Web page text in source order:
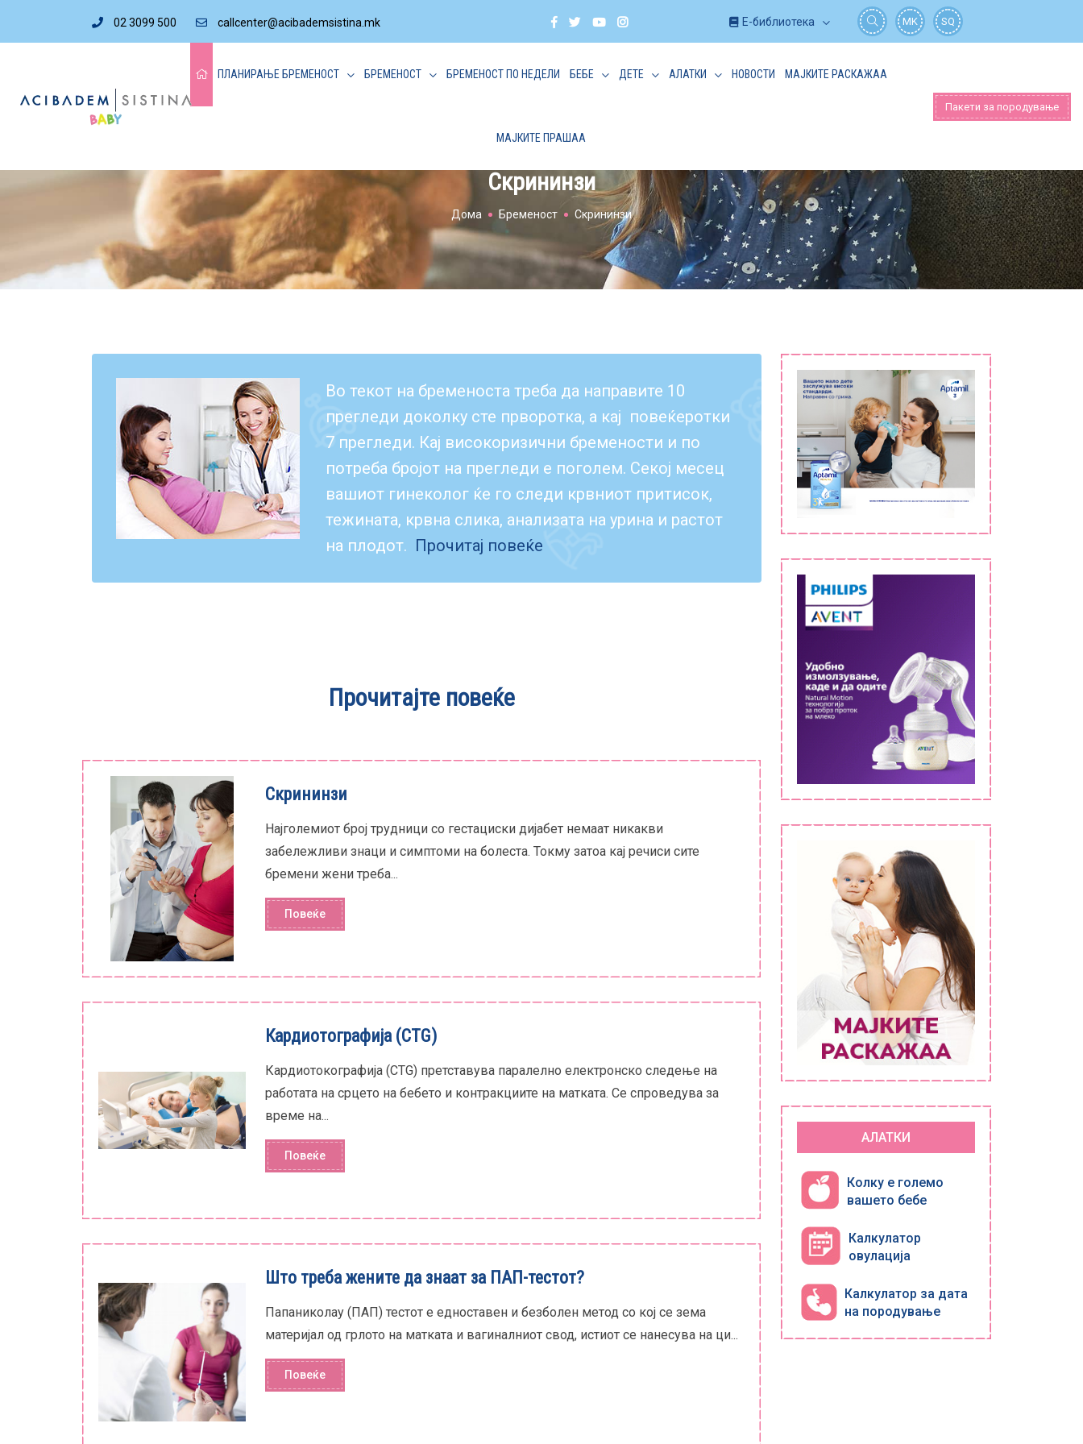
02 3099 500 callcenter@acibademsistina.mk Е-библиотека MK SQ
ПЛАНИРАЊЕ БРЕМЕНОСТ БРЕМЕНОСТ БРЕМЕНОСТ ПО НЕДЕЛИ БЕБЕ ДЕТЕ АЛАТКИ НОВОСТИ МАЈКИТЕ РАСКАЖАА
МАЈКИТЕ ПРАШАА
Пакети за породување
Скрининзи
Дома Бременост Скрининзи
Во текот на бременоста треба да направите 10
прегледи доколку сте прворотка, а кај повеќеротки
7 прегледи. Кај високоризични бремености и по
потреба бројот на прегледи е поголем. Секој месец
вашиот гинеколог ќе го следи крвниот притисок,
тежината, крвна слика, анализата на урина и растот
на плодот. Прочитај повеќе
Прочитајте повеќе
Скрининзи
Најголемиот број трудници со гестациски дијабет немаат никакви
забележливи знаци и симптоми на болеста. Токму затоа кај речиси сите
бремени жени треба...
Повеќе
Кардиотографија (CTG)
Кардиотокографија (CTG) претставува паралелно електронско следење на
работата на срцето на бебето и контракциите на матката. Се спроведува за
време на...
Повеќе
Што треба жените да знаат за ПАП-тестот?
Папаниколау (ПАП) тестот е едноставен и безболен метод со кој се зема
материјал од грлото на матката и вагиналниот свод, истиот се нанесува на ци...
Повеќе
АЛАТКИ
Колку е големо
вашето бебе
Калкулатор
овулација
Калкулатор за дата
на породување